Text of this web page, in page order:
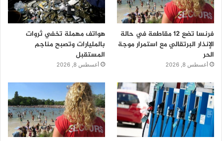
فرنسا تضع 12 مقاطعة في حالة
الإنذار البرتقالي مع استمرار موجة
الحر
أغسطس 8, 2026
هواتف مهملة تخفي ثروات
بالمليارات وتصبح مناجم
المستقبل
أغسطس 8, 2026